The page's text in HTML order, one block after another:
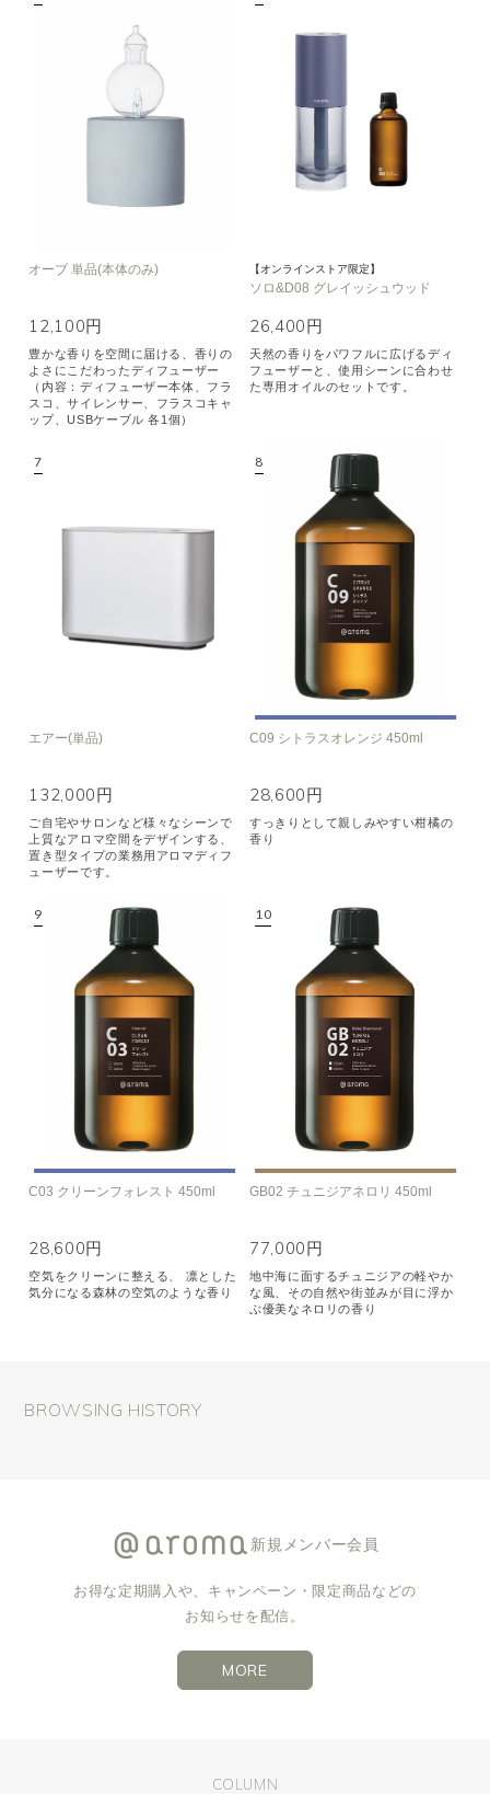
オーブ 単品(本体のみ)
12,100円
豊かな香りを空間に届ける、香りの
よさにこだわったディフューザー
（内容：ディフューザー本体、フラ
スコ、サイレンサー、フラスコキャ
ップ、USBケーブル 各1個）
【オンラインストア限定】
ソロ&D08 グレイッシュウッド
26,400円
天然の香りをパワフルに広げるディ
フューザーと、使用シーンに合わせ
た専用オイルのセットです。
エアー(単品)
132,000円
ご自宅やサロンなど様々なシーンで
上質なアロマ空間をデザインする、
置き型タイプの業務用アロマディフ
ューザーです。
C09 シトラスオレンジ 450ml
28,600円
すっきりとして親しみやすい柑橘の
香り
C03 クリーンフォレスト 450ml
28,600円
空気をクリーンに整える、 凛とした
気分になる森林の空気のような香り
GB02 チュニジアネロリ 450ml
77,000円
地中海に面するチュニジアの軽やか
な風、その自然や街並みが目に浮か
ぶ優美なネロリの香り
BROWSING HISTORY
新規メンバー会員
お得な定期購入や、キャンペーン・限定商品などの
お知らせを配信。
MORE
COLUMN